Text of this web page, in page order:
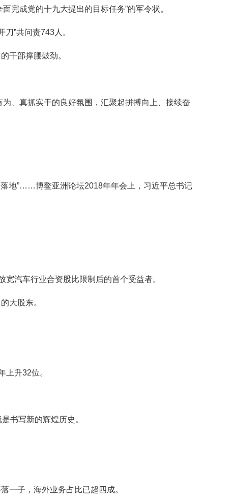
成党的十九大提出的目标任务”的军令状。
”共问责743人。
干部撑腰鼓劲。
、真抓实干的良好氛围，汇聚起拼搏向上、接续奋
地”……博鳌亚洲论坛2018年年会上，习近平总书记
汽车行业合资股比限制后的首个受益者。
大股东。
升32位。
书写新的辉煌历史。
子，海外业务占比已超四成。